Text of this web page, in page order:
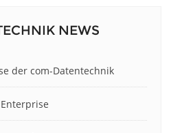
NEWS
der com-Datentechnik